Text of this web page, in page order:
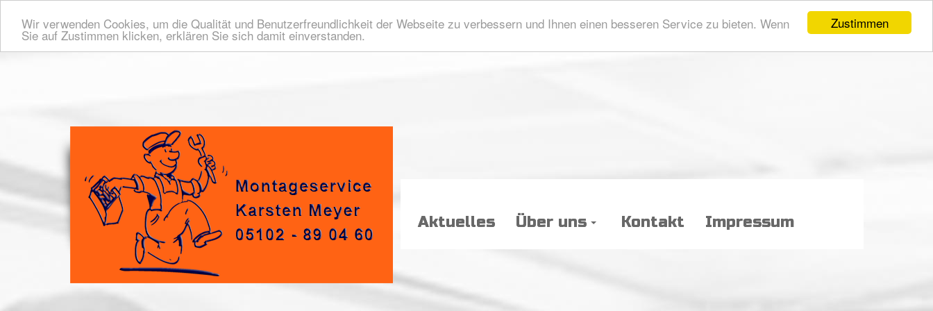
Zustimmen
Wir verwenden Cookies, um die Qualität und Benutzerfreundlichkeit der Webseite zu verbessern und Ihnen einen besseren Service zu bieten. Wenn
Sie auf Zustimmen klicken, erklären Sie sich damit einverstanden.
Aktuelles Über uns Kontakt Impressum